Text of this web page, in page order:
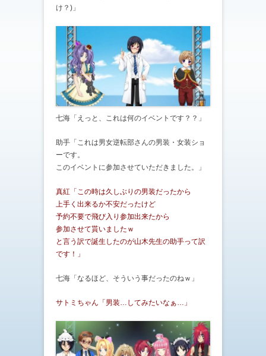
け？)」
七海「えっと、これは何のイベントです？？」
助手「これは男女逆転部さんの男装・女装ショ
ーです。
このイベントに参加させていただきました。」
真紅「この時は久しぶりの男装だったから
上手く出来るか不安だったけど
予約不要で飛び入り参加出来たから
参加させて貰いましたｗ
と言う訳で誕生したのが山木先生の助手って訳
です！」
七海「なるほど、そういう事だったのねｗ」
サトミちゃん「男装…してみたいなぁ…」